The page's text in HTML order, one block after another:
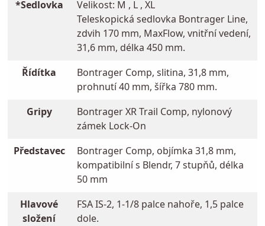
*Sedlovka
Velikost: M , L , XL
Teleskopická sedlovka Bontrager Line,
zdvih 170 mm, MaxFlow, vnitřní vedení,
31,6 mm, délka 450 mm.
Řídítka
Bontrager Comp, slitina, 31,8 mm,
prohnutí 40 mm, šířka 780 mm.
Gripy
Bontrager XR Trail Comp, nylonový
zámek Lock-On
Představec
Bontrager Comp, objímka 31,8 mm,
kompatibilní s Blendr, 7 stupňů, délka
50 mm
Hlavové
složení
FSA IS-2, 1-1/8 palce nahoře, 1,5 palce
dole.